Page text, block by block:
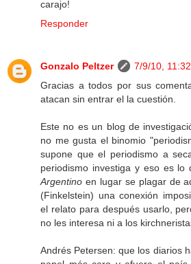
carajo!
Responder
Gonzalo Peltzer
7/9/10, 11:32
Gracias a todos por sus
atacan sin entrar el la cuestión.
Este no es un blog de
no me gusta el binomio
supone que el periodismo a
periodismo investiga y eso es lo
Argentino en lugar se plagar de
(Finkelstein) una conexión
el relato para después usarlo,
no les interesa ni a los
Andrés Petersen: que los diarios